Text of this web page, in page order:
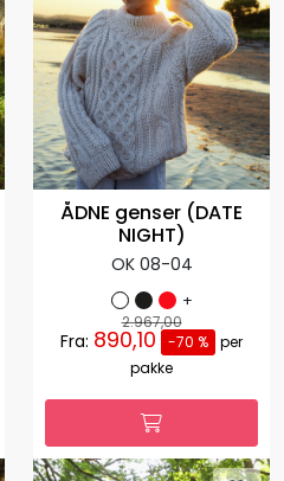
ÅDNE genser (DATE
NIGHT)
OK 08-04
+
2.967,00
Fra: 890,10 -70 % per
pakke